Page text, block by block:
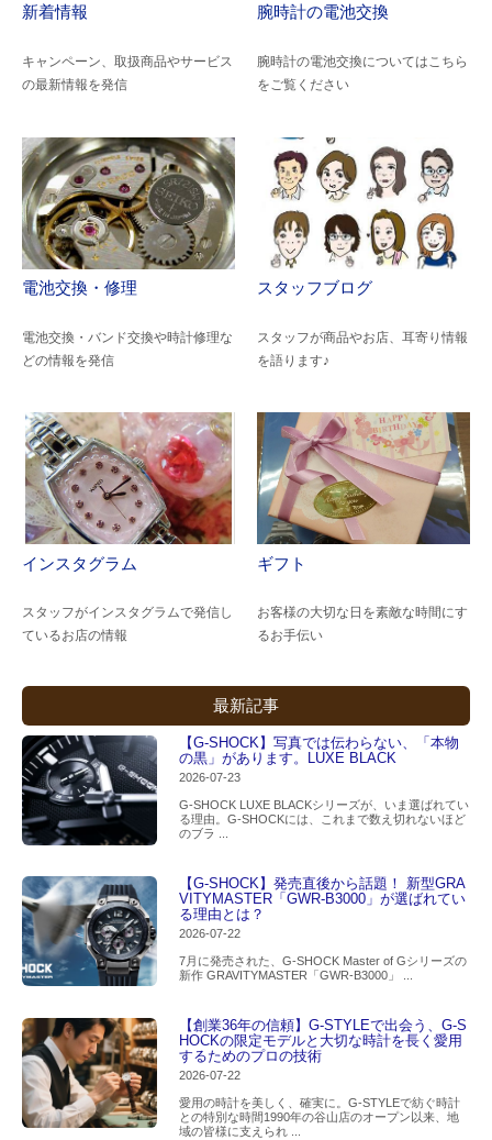
新着情報
キャンペーン、取扱商品やサービス
の最新情報を発信
腕時計の電池交換
腕時計の電池交換についてはこちら
をご覧ください
電池交換・修理
電池交換・バンド交換や時計修理な
どの情報を発信
スタッフブログ
スタッフが商品やお店、耳寄り情報
を語ります♪
インスタグラム
スタッフがインスタグラムで発信し
ているお店の情報
ギフト
お客様の大切な日を素敵な時間にす
るお手伝い
最新記事
【G-SHOCK】写真では伝わらない、「本物
の黒」があります。LUXE BLACK
2026-07-23
G-SHOCK LUXE BLACKシリーズが、いま選ばれてい
る理由。G-SHOCKには、これまで数え切れないほど
のブラ ...
【G-SHOCK】発売直後から話題！ 新型GRA
VITYMASTER「GWR-B3000」が選ばれてい
る理由とは？
2026-07-22
7月に発売された、G-SHOCK Master of Gシリーズの
新作 GRAVITYMASTER「GWR-B3000」 ...
【創業36年の信頼】G-STYLEで出会う、G-S
HOCKの限定モデルと大切な時計を長く愛用
するためのプロの技術
2026-07-22
愛用の時計を美しく、確実に。G-STYLEで紡ぐ時計
との特別な時間1990年の谷山店のオープン以来、地
域の皆様に支えられ ...